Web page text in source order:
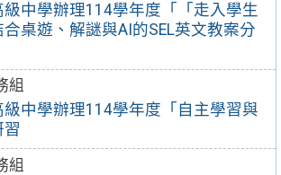
中學辦理114學年度「「走入學生
桌遊、解謎與AI的SEL英文教案分
組
中學辦理114學年度「自主學習與
組